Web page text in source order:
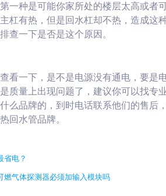
一种是可能你家所处的楼层太高或者
杠有热，但是回水杠却不热，造成这
查一下是否是这个原因。
看一下，是不是电源没有通电，要是
质量上出现问题了，建议你可以找专
么品牌的，到时电话联系他们的售后
回水管品牌。
省电？
气体探测器必须加输入模块吗